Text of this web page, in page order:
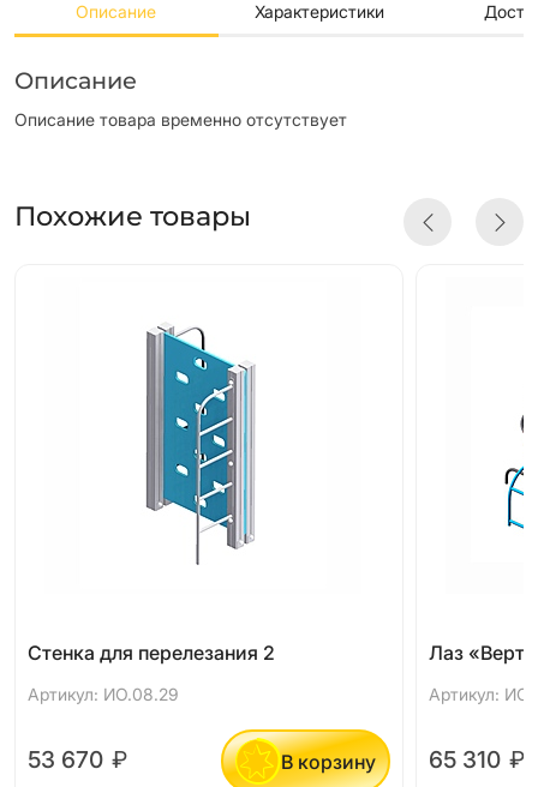
Описание Характеристики
Описание
Описание товара временно отсутствует
Похожие товары
Стенка для перелезания 2
Артикул: ИО.08.29
53 670 ₽ В корзину
Лаз
Артикул:
65 310 ₽